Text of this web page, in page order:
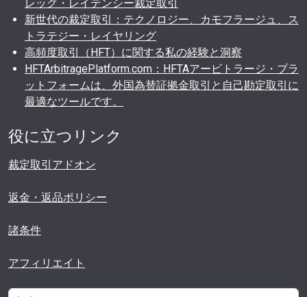
レッグ・レイテンシー裁定取引
新世代の裁定取引：テクノロジー、カモフラージュ、ス
トラテジー・レイヤリング
高頻度取引（HFT）に関する私の経験と洞察
HFTArbitragePlatform.com：HFTAアービトラージ・プラ
ットフォームは、外国為替証拠金取引と自己勘定取引に
最適なツールです。
役に立つリンク
裁定取引アドオン
返金・返品ポリシー
諸条件
アフィリエイト